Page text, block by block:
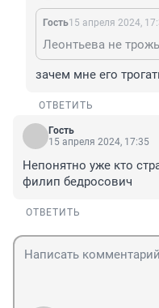
Гость15 апреля 2024,
зачем мне его
ОТВЕТИТЬ
Гость
15 апреля 2024, 17:35
Непонятно уже кто
филип бедросович
ОТВЕТИТЬ